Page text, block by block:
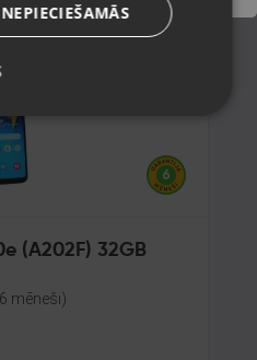
(A202F) 32GB
mēneši)